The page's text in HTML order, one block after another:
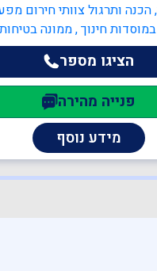
רענון מלגזנים
מוסמכים לרכב
ותרגול צוותי חירום
חינוך , ממונה
תיק שטח , הקמה, הכנה
, תכנון מערכי בטיחות אש ,
אש , ממונה בטיחות אש
הציגו מספר
פנייה מהירה
מידע נוסף